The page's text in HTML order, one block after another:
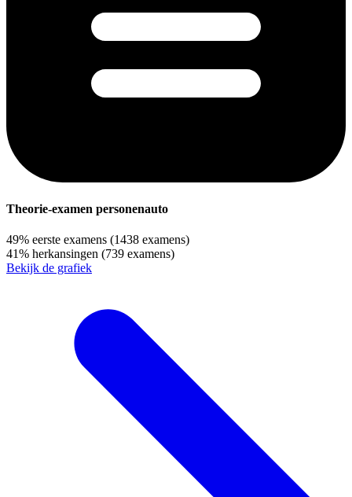
Theorie-examen personenauto
49% eerste examens (1438 examens)
41% herkansingen (739 examens)
Bekijk de grafiek